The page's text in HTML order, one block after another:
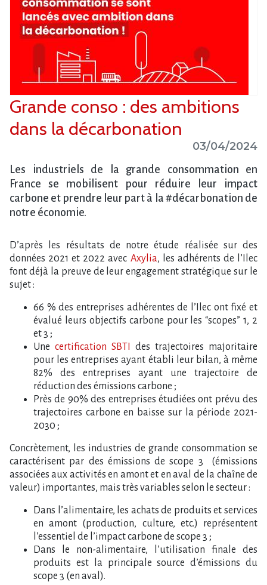
Grande conso : des ambitions
dans la décarbonation
03/04/2024
Les industriels de la grande consommation en
France se mobilisent pour réduire leur impact
carbone et prendre leur part à la #décarbonation de
notre économie.
D’après les résultats de notre étude réalisée sur des
données 2021 et 2022 avec Axylia, les adhérents de l’Ilec
font déjà la preuve de leur engagement stratégique sur le
sujet :
66 % des entreprises adhérentes de l’Ilec ont fixé et
évalué leurs objectifs carbone pour les “scopes” 1, 2
et 3 ;
Une certification SBTI
des trajectoires majoritaire
pour les entreprises ayant établi leur bilan, à même
82% des entreprises ayant une trajectoire de
réduction des émissions carbone ;
Près de 90% des entreprises étudiées ont prévu des
trajectoires carbone en baisse sur la période 2021-
2030 ;
Concrètement, les industries de grande consommation se
caractérisent par des émissions de scope 3 (émissions
associées aux activités en amont et en aval de la chaîne de
valeur) importantes, mais très variables selon le secteur :
Dans l’alimentaire, les achats de produits et services
en amont (production, culture, etc.) représentent
l’essentiel de l’impact carbone de scope 3 ;
Dans le non-alimentaire, l’utilisation finale des
produits est la principale source d’émissions du
scope 3 (en aval).